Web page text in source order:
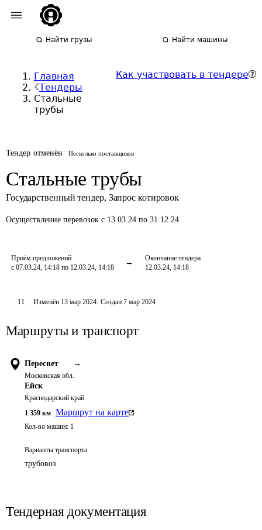
Найти грузы Найти машины
Главная
Тендеры
Стальные
трубы
Как участвовать в тендере
Тендер отменён Несколько поставщиков
Стальные трубы
Государственный тендер, Запрос котировок
Осуществление перевозок с 13.03.24 по 31.12.24
Приём предложений
с 07.03.24, 14:18 по 12.03.24, 14:18
Окончание тендера
12.03.24, 14:18
11 Изменён 13 мар 2024. Создан 7 мар 2024
Маршруты и транспорт
Пересвет →
Московская обл.
Ейск
Краснодарский край
1 359 км Маршрут на карте
Кол-во машин: 1
Варианты транспорта
трубовоз
Тендерная документация